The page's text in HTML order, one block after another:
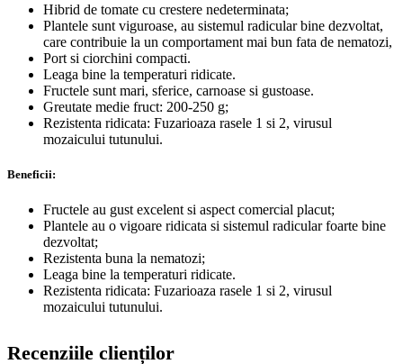
Hibrid de tomate cu crestere nedeterminata;
Plantele sunt viguroase, au sistemul radicular bine dezvoltat,
care contribuie la un comportament mai bun fata de nematozi,
Port si ciorchini compacti.
Leaga bine la temperaturi ridicate.
Fructele sunt mari, sferice, carnoase si gustoase.
Greutate medie fruct: 200-250 g;
Rezistenta ridicata: Fuzarioaza rasele 1 si 2, virusul
mozaicului tutunului.
Beneficii:
Fructele au gust excelent si aspect comercial placut;
Plantele au o vigoare ridicata si sistemul radicular foarte bine
dezvoltat;
Rezistenta buna la nematozi;
Leaga bine la temperaturi ridicate.
Rezistenta ridicata: Fuzarioaza rasele 1 si 2, virusul
mozaicului tutunului.
Recenziile clienților